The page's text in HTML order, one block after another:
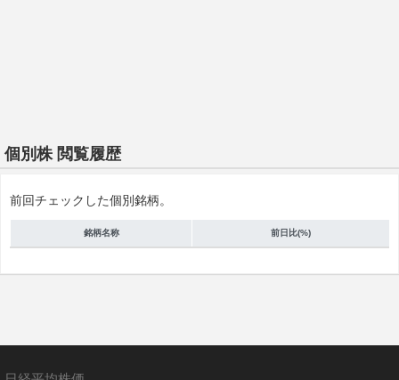
個別株 閲覧履歴
前回チェックした個別銘柄。
銘柄名称 前日比(%)